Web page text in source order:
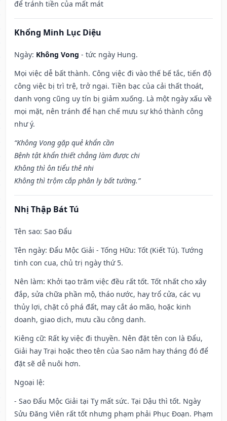
để tránh tiền của mất mát
Khổng Minh Lục Diệu
Ngày: Không Vong - tức ngày Hung.
Mọi việc dễ bất thành. Công việc đi vào thế bế tắc, tiến độ
công việc bị trì trệ, trở ngại. Tiền bạc của cải thất thoát,
danh vọng cũng uy tín bị giảm xuống. Là một ngày xấu về
mọi mặt, nên tránh để hạn chế mưu sự khó thành công
như ý.
“Không Vong gặp quẻ khẩn cần
Bệnh tật khẩn thiết chẳng làm được chi
Không thì ôn tiểu thê nhi
Không thì trộm cắp phân ly bất tường.”
Nhị Thập Bát Tú
Tên sao: Sao Đẩu
Tên ngày: Đẩu Mộc Giải - Tống Hữu: Tốt (Kiết Tú). Tướng
tinh con cua, chủ trị ngày thứ 5.
Nên làm: Khởi tạo trăm việc đều rất tốt. Tốt nhất cho xây
đắp, sửa chữa phần mộ, tháo nước, hay trổ cửa, các vụ
thủy lợi, chặt cỏ phá đất, may cắt áo mão, hoặc kinh
doanh, giao dịch, mưu cầu công danh.
Kiêng cữ: Rất kỵ việc đi thuyền. Nên đặt tên con là Đẩu,
Giải hay Trại hoặc theo tên của Sao năm hay tháng đó để
đặt sẽ dễ nuôi hơn.
Ngoại lệ:
- Sao Đẩu Mộc Giải tại Tỵ mất sức. Tại Dậu thì tốt. Ngày
Sửu Đăng Viên rất tốt nhưng phạm phải Phục Đoạn. Phạm